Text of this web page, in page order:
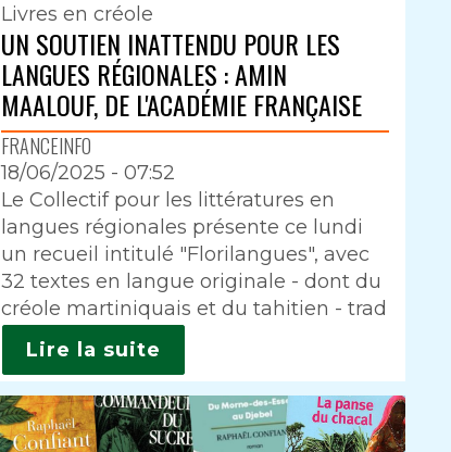
Livres en créole
UN SOUTIEN INATTENDU POUR LES
LANGUES RÉGIONALES : AMIN
MAALOUF, DE L'ACADÉMIE FRANÇAISE
FRANCEINFO
18/06/2025 - 07:52
Intro
Le Collectif pour les littératures en
langues régionales présente ce lundi
un recueil intitulé "Florilangues", avec
32 textes en langue originale - dont du
créole martiniquais et du tahitien - trad
Lire la suite